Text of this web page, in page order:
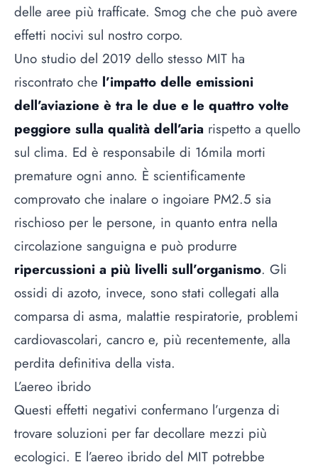
delle aree più trafficate. Smog che che può avere
effetti nocivi sul nostro corpo.
Uno studio del 2019 dello stesso MIT ha
riscontrato che l’impatto delle emissioni
dell’aviazione è tra le due e le quattro volte
peggiore sulla qualità dell’aria rispetto a quello
sul clima. Ed è responsabile di 16mila morti
premature ogni anno. È scientificamente
comprovato che inalare o ingoiare PM2.5 sia
rischioso per le persone, in quanto entra nella
circolazione sanguigna e può produrre
ripercussioni a più livelli sull’organismo. Gli
ossidi di azoto, invece, sono stati collegati alla
comparsa di asma, malattie respiratorie, problemi
cardiovascolari, cancro e, più recentemente, alla
perdita definitiva della vista.
L’aereo ibrido
Questi effetti negativi confermano l’urgenza di
trovare soluzioni per far decollare mezzi più
ecologici. E l’aereo ibrido del MIT potrebbe